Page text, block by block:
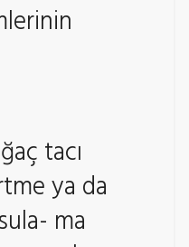
tacı
ya da
ma